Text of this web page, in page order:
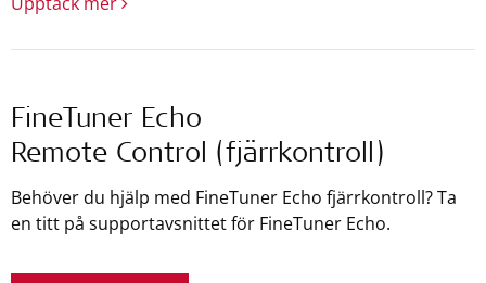
FineTuner Echo
Remote Control (fjärrkontroll)
Behöver du hjälp med FineTuner Echo fjärrkontroll? Ta
en titt på supportavsnittet för FineTuner Echo.